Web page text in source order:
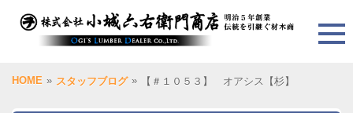
HOME » スタッフブログ » 【＃１０５３】 オアシス【杉】